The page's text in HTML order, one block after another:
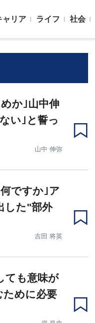
ャリア ライフ 社会
か｣山中伸
い｣と誓っ
山中 伸弥
ですか｣ア
した"部外
吉田 将英
ても意味が
めに必要